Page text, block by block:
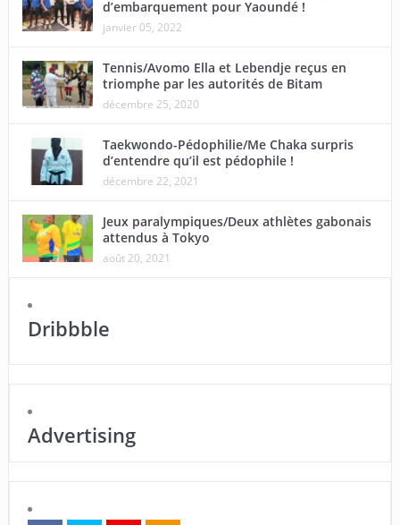
d’embarquement pour Yaoundé !
janvier 05, 2022
Tennis/Avomo Ella et Lebendje reçus en
triomphe par les autorités de Bitam
décembre 25, 2020
Taekwondo-Pédophilie/Me Chaka surpris
d’entendre qu’il est pédophile !
décembre 22, 2021
Jeux paralympiques/Deux athlètes gabonais
attendus à Tokyo
août 20, 2021
Dribbble
Advertising